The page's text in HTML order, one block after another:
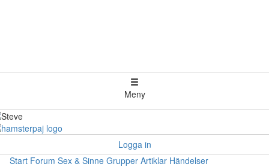
Meny
Logga in
Start Forum Sex & Sinne Grupper Artiklar Händelser